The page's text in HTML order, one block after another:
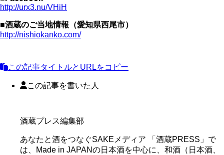
http://urx3.nu/VHiH
■酒蔵のご当地情報（愛知県西尾市）
http://nishiokanko.com/
この記事タイトルとURLをコピー
この記事を書いた人
酒蔵プレス編集部
あなたと酒をつなぐSAKEメディア 「酒蔵PRESS」で
は、Made in JAPANの日本酒を中心に、和酒（日本酒、